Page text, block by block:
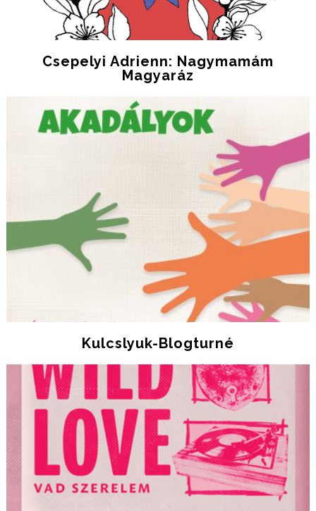
Csepelyi Adrienn: Nagymamám
Magyaráz
Kulcslyuk-Blogturné